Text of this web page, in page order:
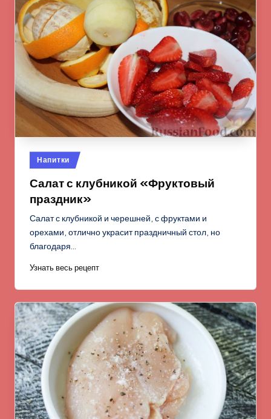
Опубликовано
в
Напитки
Салат с клубникой «Фруктовый
праздник»
Салат с клубникой и черешней, с фруктами и
орехами, отлично украсит праздничный стол, но
благодаря…
Узнать весь рецепт